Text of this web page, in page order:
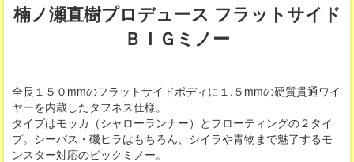
楠ノ瀬直樹プロデュース フラットサイド
ＢＩＧミノー
全長１５０mmのフラットサイドボディに１.５mmの硬質貫通ワイ
ヤーを内蔵したタフネス仕様。
タイプはモッカ（シャローランナー）とフローティングの２タイ
プ。シーバス・磯ヒラはもちろん、シイラや青物まで魅了するモ
ンスター対応のビックミノー。